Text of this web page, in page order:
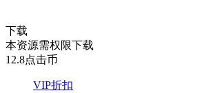
下载
本资源需权限下载
12.8点击币
VIP折扣